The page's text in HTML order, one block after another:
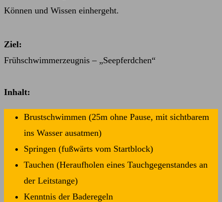
Können und Wissen einhergeht.
Ziel:
Frühschwimmerzeugnis – „Seepferdchen“
Inhalt:
Brustschwimmen (25m ohne Pause, mit sichtbarem
ins Wasser ausatmen)
Springen (fußwärts vom Startblock)
Tauchen (Heraufholen eines Tauchgegenstandes an
der Leitstange)
Kenntnis der Baderegeln